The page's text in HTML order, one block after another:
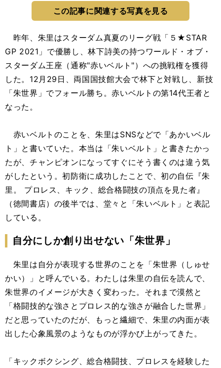
この記事に関連する写真を見る
昨年、朱里はスターダム真夏のリーグ戦「５★STAR
GP 2021」で優勝し、林下詩美の持つワールド・オブ・
スターダム王座（通称"赤いベルト"）への挑戦権を獲得
した。12月29日、両国国技館大会で林下と対戦し、新技
「朱世界」でフォール勝ち。赤いベルトの第14代王者と
なった。
赤いベルトのことを、朱里はSNSなどで「あかいベル
ト」と書いていた。本当は「朱いベルト」と書きたかっ
たが、チャンピオンになってすぐにそう書くのは違う気
がしたという。初防衛に成功したことで、初の自伝『朱
里。 プロレス、キック、総合格闘技の頂点を見た者』
（徳間書店）の後半では、堂々と「朱いベルト」と表記
している。
自分にしか創り出せない「朱世界」
朱里は自分が表現する世界のことを「朱世界（しゅせ
かい）」と呼んでいる。わたしは朱里の自伝を読んで、
朱世界のイメージが大きく変わった。それまで漠然と
「格闘技的な強さとプロレス的な強さが融合した世界」
だと思っていたのだが、もっと繊細で、朱里の内面が表
出した心象風景のようなものが浮かび上がってきた。
「キックボクシング、総合格闘技、プロレスを経験した